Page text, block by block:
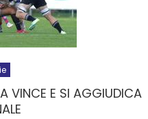
VINCE E SI AGGIUDICA